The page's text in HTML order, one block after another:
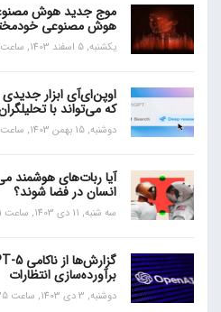
موج جدید هوش
هوش مصنوعی
یکشنبه, 5 اسفند 1403, ساعت 20:03
اوپن‌ای‌آی ابزار
که می‌تواند با
دوشنبه, 15 بهمن 1403, ساعت 19:57
آیا ربات‌های هوشمند
انسان در فضا شوند؟
سه شنبه, 11 دی 1403, ساعت 10:01
برآورده‌سازی انتظارات
دوشنبه, 3 دی 1403, ساعت 0:35